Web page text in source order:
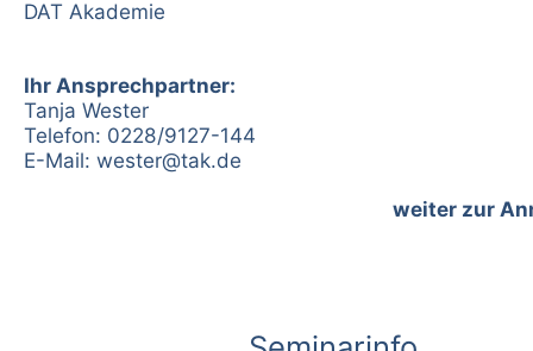
DAT Akademie
Ihr Ansprechpartner:
Tanja Wester
Telefon: 0228/9127-144
E-Mail: wester@tak.de
weiter zur